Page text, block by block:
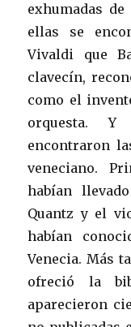
exhumadas
ellas se
Vivaldi que
clavecín,
como el
orquesta.
encontraron
veneciano.
habían
Quantz y el
habían
Venecia. Más
ofreció la
aparecieron